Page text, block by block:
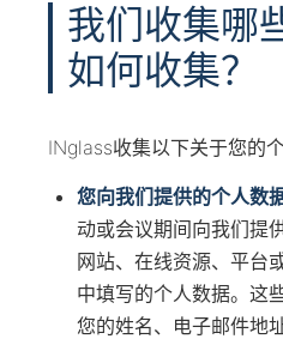
我们收集哪
如何收集？
INglass收集以下关于您的个
您向我们提供的个人数据
动或会议期间向我们提
网站、在线资源、平台
中填写的个人数据。这
您的姓名、电子邮件地